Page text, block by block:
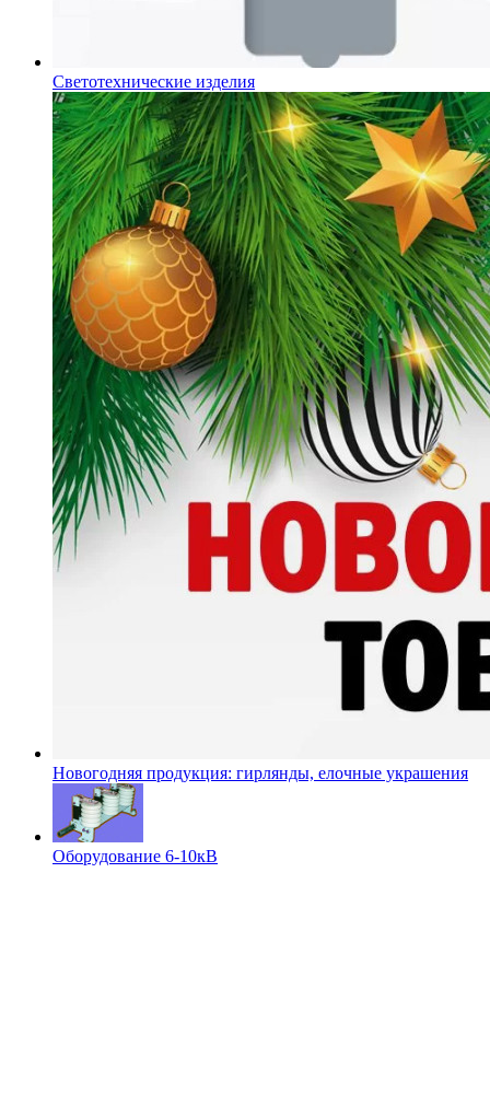
Светотехнические изделия
Новогодняя продукция: гирлянды, елочные украшения
Оборудование 6-10кВ